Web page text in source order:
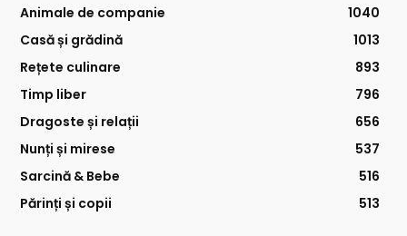
Animale de companie
1040
Casă și grădină
1013
Rețete culinare
893
Timp liber
796
Dragoste și relații
656
Nunți și mirese
537
Sarcină & Bebe
516
Părinți și copii
513